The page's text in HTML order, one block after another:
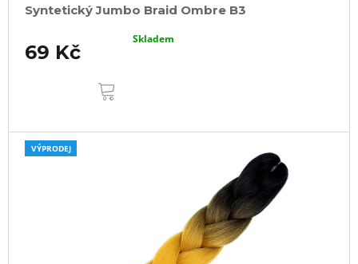
Syntetický Jumbo Braid Ombre B3
69 Kč
Skladem
VÝPRODEJ